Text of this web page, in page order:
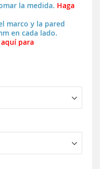
la medida. Haga
marco y la pared
en cada lado.
para